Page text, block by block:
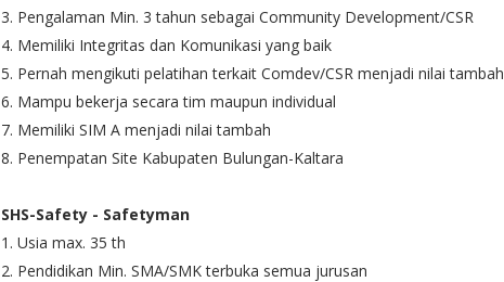
3. Pengalaman Min. 3 tahun sebagai Community Development/CSR
4. Memiliki Integritas dan Komunikasi yang baik
5. Pernah mengikuti pelatihan terkait Comdev/CSR menjadi nilai tambah
6. Mampu bekerja secara tim maupun individual
7. Memiliki SIM A menjadi nilai tambah
8. Penempatan Site Kabupaten Bulungan-Kaltara
SHS-Safety - Safetyman
1. Usia max. 35 th
2. Pendidikan Min. SMA/SMK terbuka semua jurusan